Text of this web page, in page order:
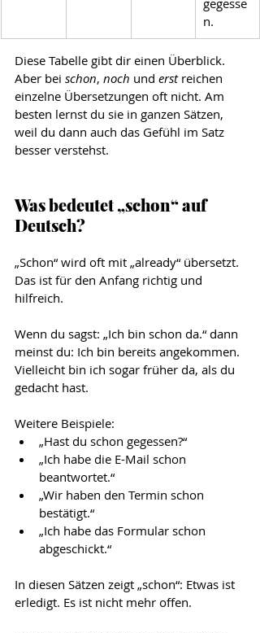
gegesse
n.
Diese Tabelle gibt dir einen Überblick.
Aber bei schon, noch und erst reichen
einzelne Übersetzungen oft nicht. Am
besten lernst du sie in ganzen Sätzen,
weil du dann auch das Gefühl im Satz
besser verstehst.
Was bedeutet „schon“ auf
Deutsch?
„Schon“ wird oft mit „already“ übersetzt.
Das ist für den Anfang richtig und
hilfreich.
Wenn du sagst: „Ich bin schon da.“ dann
meinst du: Ich bin bereits angekommen.
Vielleicht bin ich sogar früher da, als du
gedacht hast.
Weitere Beispiele:
„Hast du schon gegessen?“
„Ich habe die E-Mail schon
beantwortet.“
„Wir haben den Termin schon
bestätigt.“
„Ich habe das Formular schon
abgeschickt.“
In diesen Sätzen zeigt „schon“: Etwas ist
erledigt. Es ist nicht mehr offen.